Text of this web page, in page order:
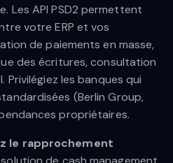
Les API PSD2 permettent
votre ERP et vos
de paiements en masse,
des écritures, consultation
Privilégiez les banques qui
(Berlin Group,
propriétaires.
le rapprochement